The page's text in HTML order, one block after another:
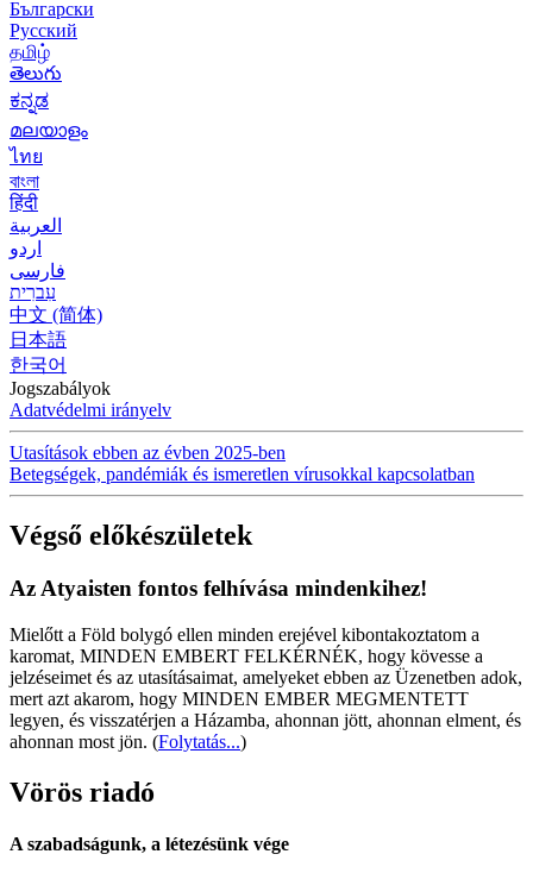
Български
Русский
தமிழ்
తెలుగు
ಕನ್ನಡ
മലയാളം
ไทย
বাংলা
हिंदी
العربية
اردو
فارسی
עִברִית
中文 (简体)
日本語
한국어
Jogszabályok
Adatvédelmi irányelv
Utasítások ebben az évben 2025-ben
Betegségek, pandémiák és ismeretlen vírusokkal kapcsolatban
Végső előkészületek
Az Atyaisten fontos felhívása mindenkihez!
Mielőtt a Föld bolygó ellen minden erejével kibontakoztatom a
karomat, MINDEN EMBERT FELKÉRNÉK, hogy kövesse a
jelzéseimet és az utasításaimat, amelyeket ebben az Üzenetben adok,
mert azt akarom, hogy MINDEN EMBER MEGMENTETT
legyen, és visszatérjen a Házamba, ahonnan jött, ahonnan elment, és
ahonnan most jön. (Folytatás...)
Vörös riadó
A szabadságunk, a létezésünk vége